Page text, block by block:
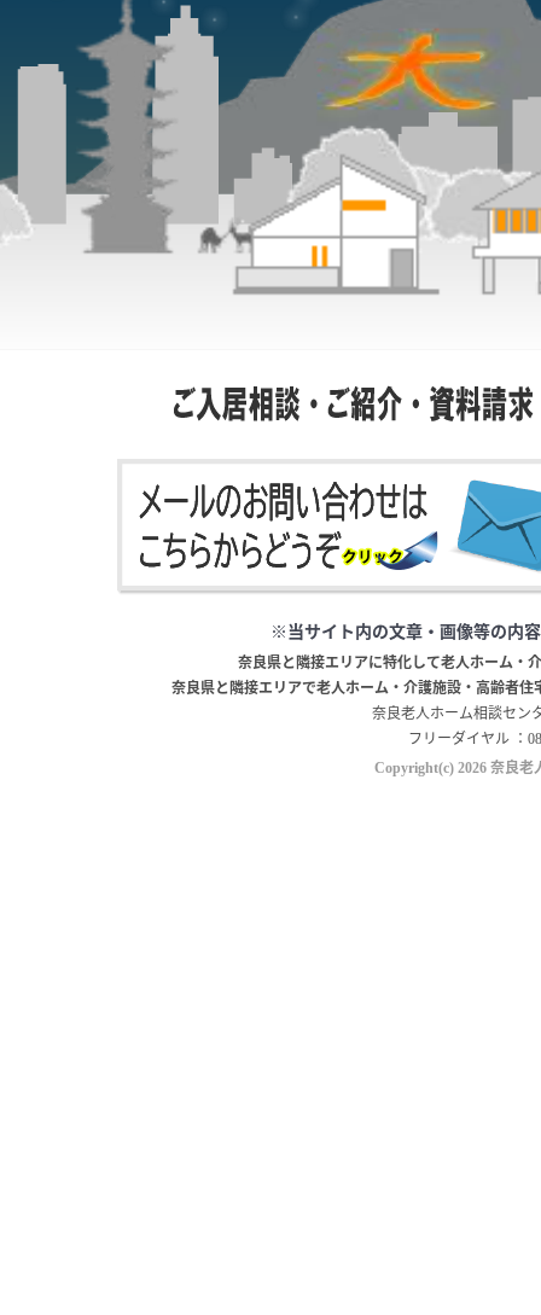
※当サイト内の文章・画像等の内
奈良県と隣接エリアに特化して老人ホーム・
奈良県と隣接エリアで老人ホーム・介護施設・高齢者
奈良老人ホーム相談セン
フリーダイヤル ：
Copyright(c) 2026 奈良老